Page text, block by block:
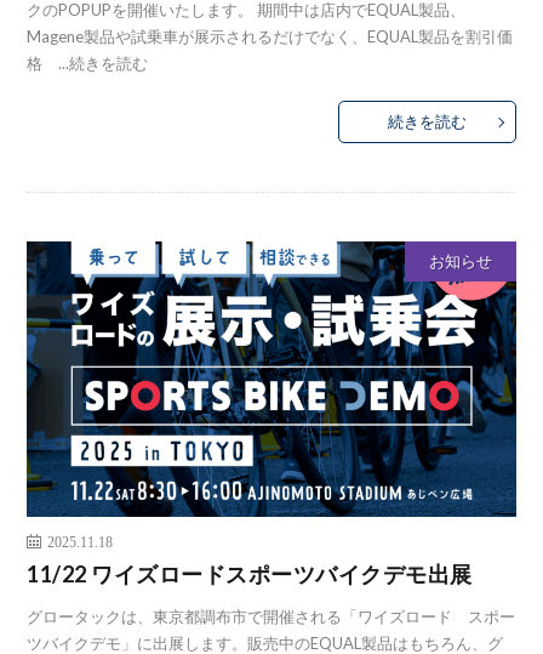
クのPOPUPを開催いたします。 期間中は店内でEQUAL製品、
Magene製品や試乗車が展示されるだけでなく、EQUAL製品を割引価
格 ...続きを読む
続きを読む
お知らせ
2025.11.18
11/22 ワイズロードスポーツバイクデモ出展
グロータックは、東京都調布市で開催される「ワイズロード スポー
ツバイクデモ」に出展します。販売中のEQUAL製品はもちろん、グ